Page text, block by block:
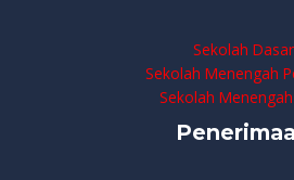
Sekolah Dasar
Sekolah Menengah
Sekolah